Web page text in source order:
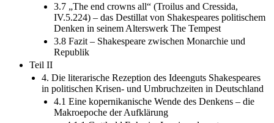
3.7 „The end crowns all“ (Troilus and Cressida,
IV.5.224) – das Destillat von Shakespeares politischem
Denken in seinem Alterswerk The Tempest
3.8 Fazit – Shakespeare zwischen Monarchie und
Republik
Teil II
4. Die literarische Rezeption des Ideenguts Shakespeares
in politischen Krisen- und Umbruchzeiten in Deutschland
4.1 Eine kopernikanische Wende des Denkens – die
Makroepoche der Aufklärung